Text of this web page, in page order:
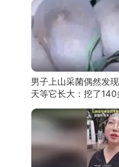
男子上山采菌偶然发
天等它长大：挖了140